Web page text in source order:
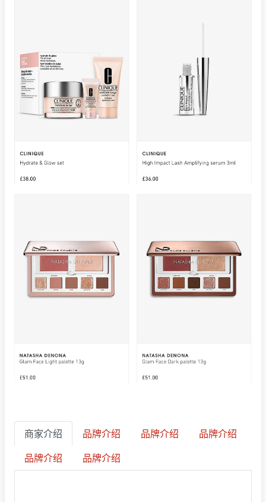
商家介绍 品牌介绍 品牌介绍
品牌介绍
品牌介绍
品牌介绍